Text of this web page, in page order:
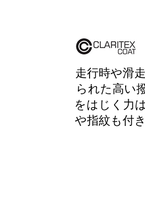
走行時や滑
られた高い
をはじく力
や指紋も付